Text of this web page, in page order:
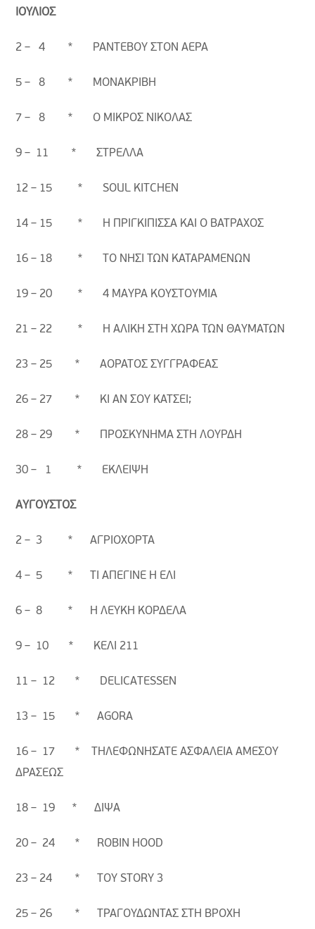
ΙΟΥΛΙΟΣ
2 – 4 * ΡΑΝΤΕΒΟΥ ΣΤΟΝ ΑΕΡΑ
5 – 8 * ΜΟΝΑΚΡΙΒΗ
7 – 8 * Ο ΜΙΚΡΟΣ ΝΙΚΟΛΑΣ
9 – 11 * ΣΤΡΕΛΛΑ
12 – 15 * SOUL KITCHEN
14 – 15 * Η ΠΡΙΓΚΙΠΙΣΣΑ ΚΑΙ Ο ΒΑΤΡΑΧΟΣ
16 – 18 * ΤΟ ΝΗΣΙ ΤΩΝ ΚΑΤΑΡΑΜΕΝΩΝ
19 – 20 * 4 ΜΑΥΡΑ ΚΟΥΣΤΟΥΜΙΑ
21 – 22 * Η ΑΛΙΚΗ ΣΤΗ ΧΩΡΑ ΤΩΝ ΘΑΥΜΑΤΩΝ
23 – 25 * ΑΟΡΑΤΟΣ ΣΥΓΓΡΑΦΕΑΣ
26 – 27 * ΚΙ ΑΝ ΣΟΥ ΚΑΤΣΕΙ;
28 – 29 * ΠΡΟΣΚΥΝΗΜΑ ΣΤΗ ΛΟΥΡΔΗ
30 – 1 * ΕΚΛΕΙΨΗ
ΑΥΓΟΥΣΤΟΣ
2 – 3 * ΑΓΡΙΟΧΟΡΤΑ
4 – 5 * ΤΙ ΑΠΕΓΙΝΕ Η ΕΛΙ
6 – 8 * Η ΛΕΥΚΗ ΚΟΡΔΕΛΑ
9 – 10 * ΚΕΛΙ 211
11 – 12 * DELICATESSEN
13 – 15 * AGORA
16 – 17 * ΤΗΛΕΦΩΝΗΣΑΤΕ ΑΣΦΑΛΕΙΑ ΑΜΕΣΟΥ
ΔΡΑΣΕΩΣ
18 – 19 * ΔΙΨΑ
20 – 24 * ROBIN HOOD
23 – 24 * ΤΟΥ STORY 3
25 – 26 * ΤΡΑΓΟΥΔΩΝΤΑΣ ΣΤΗ ΒΡΟΧΗ